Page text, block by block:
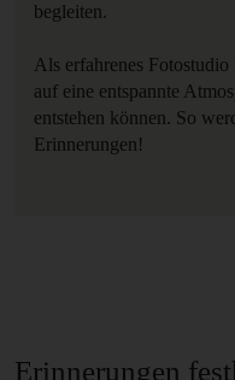
begleiten.
Als erfahrenes
auf eine entspannte
entstehen können. So
Erinnerungen!
Erinnerungen